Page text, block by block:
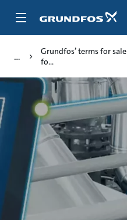
Grundfos’ terms for sale
fo...